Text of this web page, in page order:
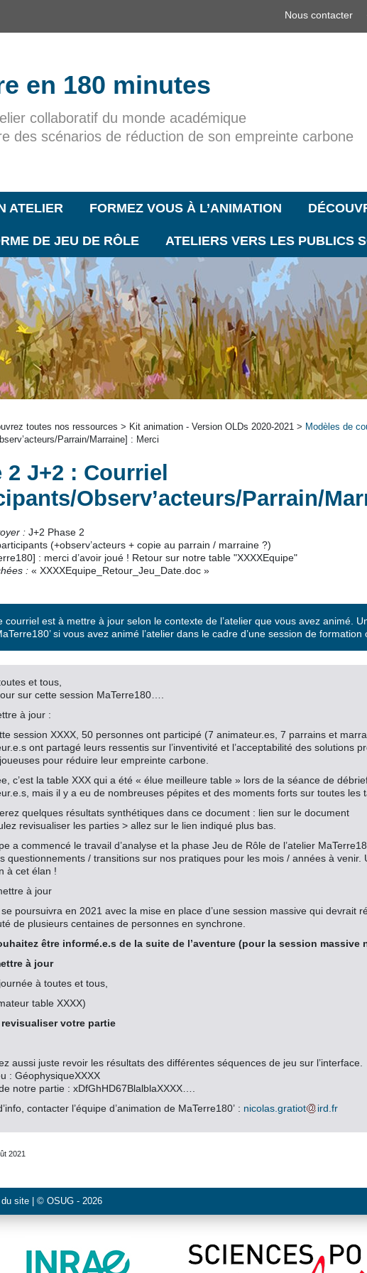
Nous contacter
en 180 minutes
collaboratif du monde académique
des scénarios de réduction de son empreinte carbone
ATELIER FORMEZ VOUS À L’ANIMATION
DE JEU DE RÔLE ATELIERS VERS LES PUBLICS
toutes nos ressources > Kit animation - Version OLDs 2020-2021 > Modèles de
Parrain/Marraine] : Merci
2 J+2 : Courriel
Observ’acteurs/Parrain/
: J+2 Phase 2
(+observ’acteurs + copie au parrain / marraine ?)
: merci d’avoir joué ! Retour sur notre table "XXXXEquipe"
: « XXXXEquipe_Retour_Jeu_Date.doc »
courriel est à mettre à jour selon le contexte de l’atelier que vous avez animé.
si vous avez animé l’atelier dans le cadre d’une session de formation
et tous,
sur cette session MaTerre180….
à jour :
session XXXX, 50 personnes ont participé (7 animateur.es, 7 parrains et
ont partagé leurs ressentis sur l’inventivité et l’acceptabilité des solutions
pour réduire leur empreinte carbone.
c’est la table XXX qui a été « élue meilleure table » lors de la séance de
mais il y a eu de nombreuses pépites et des moments forts sur toutes les
quelques résultats synthétiques dans ce document : lien sur le document
revisualiser les parties > allez sur le lien indiqué plus bas.
a commencé le travail d’analyse et la phase Jeu de Rôle de l’atelier
questionnements / transitions sur nos pratiques pour les mois / années à
à cet élan !
à jour
se poursuivra en 2021 avec la mise en place d’une session massive qui devrait
de plusieurs centaines de personnes en synchrone.
être informé.e.s de la suite de l’aventure (pour la session massive
à jour
à toutes et tous,
table XXXX)
votre partie
aussi juste revoir les résultats des différentes séquences de jeu sur l’interface.
: GéophysiqueXXXX
notre partie : xDfGhHD67BlalblaXXXX….
contacter l’équipe d’animation de MaTerre180’ : nicolas.gratiot ird.fr
2021
du site | © OSUG - 2026